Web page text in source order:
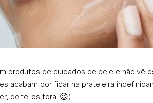
produtos de cuidados de pele e não vê
acabam por ficar na prateleira
deite-os fora. 😉)